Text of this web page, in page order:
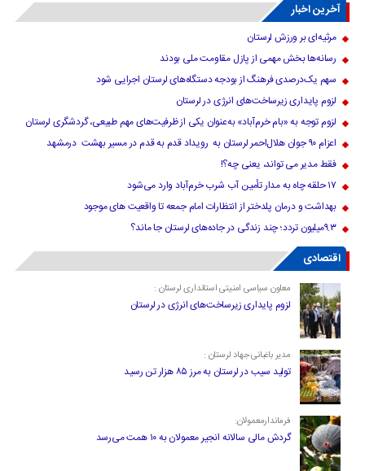
آخرین اخبار
مرثیه‌ای بر ورزش لرستان
رسانه‌ها بخش مهمی از پازل مقاومت ملی بودند
سهم یک‌درصدی فرهنگ از بودجه دستگاه‌های لرستان اجرایی شود
لزوم پایداری زیرساخت‌های انرژی در لرستان
لزوم توجه به «بام خرم‌آباد» به‌عنوان یکی از ظرفیت‌های مهم طبیعی، گردشگری لرستان
اعزام ۹۰ جوان هلال‌احمر لرستان به رویداد قدم به قدم در مسیر بهشت درمشهد
فقط مدیر می تواند، یعنی چه؟!
۱۷ حلقه چاه به مدار تأمین آب شرب خرم‌آباد وارد می‌شود
بهداشت و درمان پلدختر از انتظارات امام جمعه تا واقعیت های موجود
۹.۳میلیون تردد؛ چند زندگی در جاده‌های لرستان جا ماند؟
اقتصادی
معاون سیاسی امنیتی استانداری لرستان :
لزوم پایداری زیرساخت‌های انرژی در لرستان
مدیر باغبانی جهاد لرستان :
تولید سیب در لرستان به مرز ۸۵ هزار تن رسید
فرماندارمعمولان:
گردش مالی سالانه انجیر معمولان به ۱۰ همت می‌رسد